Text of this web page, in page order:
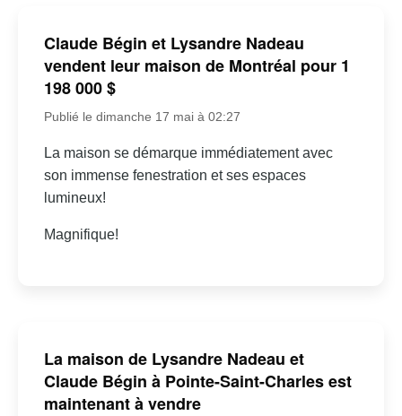
Claude Bégin et Lysandre Nadeau
vendent leur maison de Montréal pour 1
198 000 $
Publié le dimanche 17 mai à 02:27
La maison se démarque immédiatement avec
son immense fenestration et ses espaces
lumineux!
Magnifique!
La maison de Lysandre Nadeau et
Claude Bégin à Pointe-Saint-Charles est
maintenant à vendre